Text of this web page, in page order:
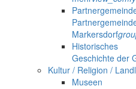
Markersdorf
Historisches
Geschichte der
Kultur / Religion /
Museen